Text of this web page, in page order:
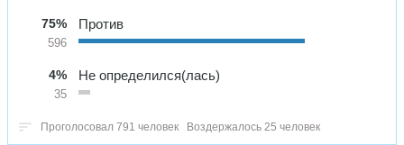
75%
596
Против
4%
35
Не определился(лась)
Проголосовал 791 человек Воздержалось 25 человек